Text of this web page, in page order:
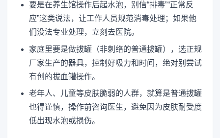
要是在养生馆操作后起水泡，别信“排毒”“正常反
应”这类说法，让工作人员规范消毒处理；如果他
们没法专业处理，立刻去医院。
家庭里要是做拔罐（非刺络的普通拔罐），选正规
厂家生产的器具，控制好吸力和时间，绝对别尝试
有创的拔血罐操作。
老年人、儿童等皮肤脆弱的人群，就算是普通拔罐
也得谨慎，操作前咨询医生，避免因为皮肤耐受度
低出现水泡或损伤。